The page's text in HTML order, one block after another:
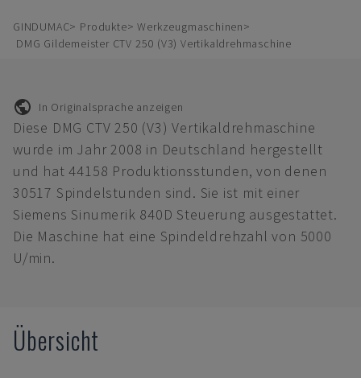
GINDUMAC Produkte
Werkzeugmaschinen
DMG Gildemeister CTV 250 (V3) Vertikaldrehmaschine
In Originalsprache anzeigen
Diese DMG CTV 250 (V3) Vertikaldrehmaschine
wurde im Jahr 2008 in Deutschland hergestellt
und hat 44158 Produktionsstunden, von denen
30517 Spindelstunden sind. Sie ist mit einer
Siemens Sinumerik 840D Steuerung ausgestattet.
Die Maschine hat eine Spindeldrehzahl von 5000
U/min.
Übersicht